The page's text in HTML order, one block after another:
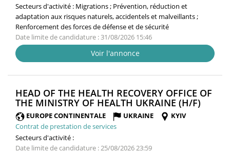
Secteurs d'activité : Migrations ; Prévention, réduction et
adaptation aux risques naturels, accidentels et malveillants ;
Renforcement des forces de défense et de sécurité
Date limite de candidature : 31/08/2026 15:46
Voir l'annonce
HEAD OF THE HEALTH RECOVERY OFFICE OF
THE MINISTRY OF HEALTH UKRAINE (H/F)
EUROPE CONTINENTALE UKRAINE
KYIV
Contrat de prestation de services
Secteurs d'activité :
Date limite de candidature : 25/08/2026 23:59